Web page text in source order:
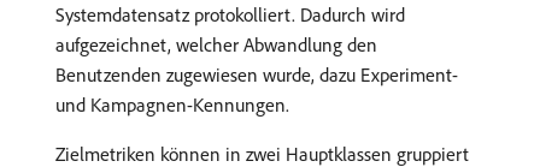
Systemdatensatz protokolliert. Dadurch wird
aufgezeichnet, welcher Abwandlung den
Benutzenden zugewiesen wurde, dazu Experiment-
und Kampagnen-Kennungen.
Zielmetriken können in zwei Hauptklassen gruppiert